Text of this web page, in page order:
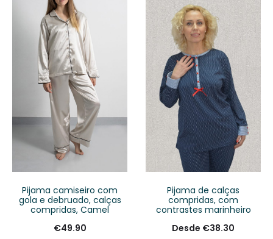
Pijama camiseiro com
gola e debruado, calças
compridas, Camel
€49.90
Pijama de calças
compridas, com
contrastes marinheiro
Desde €38.30